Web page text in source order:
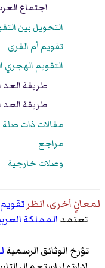
اجتماع
التحويل بين
تقويم أم القرى
التقويم
طريقة العد
طريقة العد
مقالات ذات صلة
مراجع
وصلات خارجية
لمعانٍ أخرى، انظر
تعتمدالمملكة
تؤرخ الوثائق الرسمية